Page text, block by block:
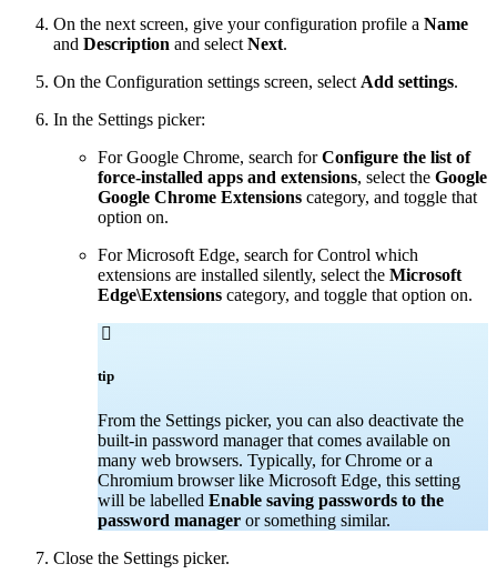
On the next screen, give your configuration profile a Name
and Description and select Next.
On the Configuration settings screen, select Add settings.
In the Settings picker:
For Google Chrome, search forConfigure the list of
force-installed apps and extensions, select the Google
Google Chrome Extensions category, and toggle that
option on.
For Microsoft Edge, search for Control which
extensions are installed silently, select the Microsoft
Edge\Extensions category, and toggle that option on.

tip
From the Settings picker, you can also deactivate the
built-in password manager that comes available on
many web browsers. Typically, for Chrome or a
Chromium browser like Microsoft Edge, this setting
will be labelled Enable saving passwords to the
password manager or something similar.
Close the Settings picker.